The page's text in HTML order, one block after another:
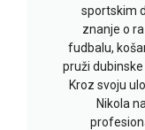
sportskim
znanje o
fudbalu,
pruži
Kroz svoju
Nikola